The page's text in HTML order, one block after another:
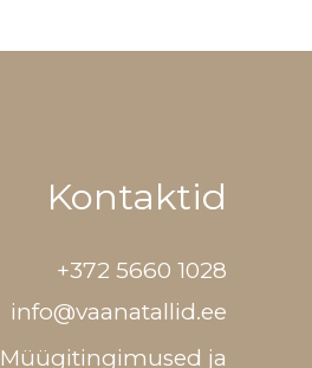
Kontaktid
+372 5660 1028
info@vaanatallid.ee
Müügitingimused ja